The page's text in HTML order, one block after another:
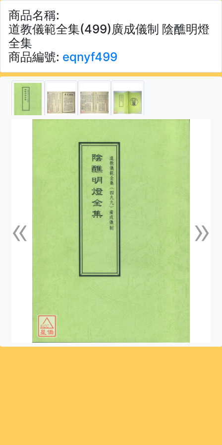
商品名稱:
道教儀範全集(499)廣成儀制 陰醮明燈
全集
商品編號: eqnyf499
«上一張 »下一